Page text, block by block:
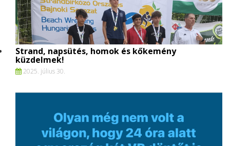
Strand, napsütés, homok és kőkemény
küzdelmek!
2025. július 30.